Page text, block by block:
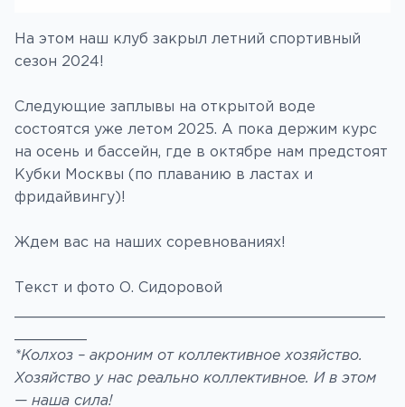
На этом наш клуб закрыл летний спортивный
сезон 2024!
Следующие заплывы на открытой воде
состоятся уже летом 2025. А пока держим курс
на осень и бассейн, где в октябре нам предстоят
Кубки Москвы (по плаванию в ластах и
фридайвингу)!
Ждем вас на наших соревнованиях!
Текст и фото О. Сидоровой
*Колхоз – акроним от коллективное хозяйство.
Хозяйство у нас реально коллективное. И в этом
— наша сила!